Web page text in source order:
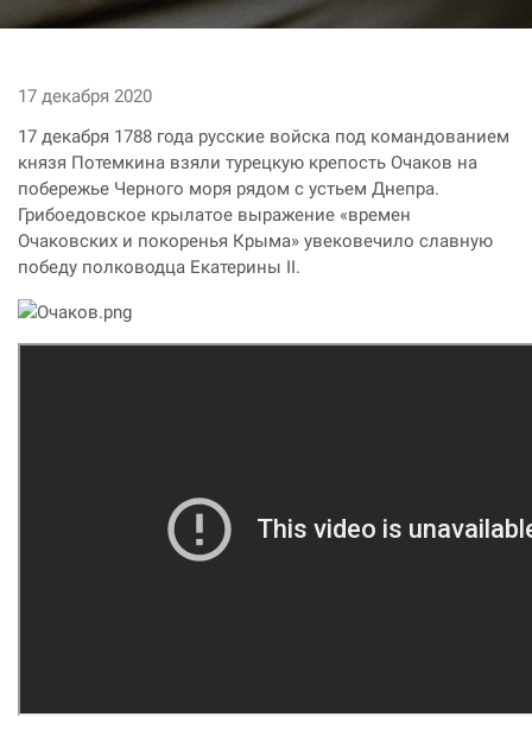
17 декабря 2020
17 декабря 1788 года русские войска под командованием
князя Потемкина взяли турецкую крепость Очаков на
побережье Черного моря рядом с устьем Днепра.
Грибоедовское крылатое выражение «времен
Очаковских и покоренья Крыма» увековечило славную
победу полководца Екатерины II.